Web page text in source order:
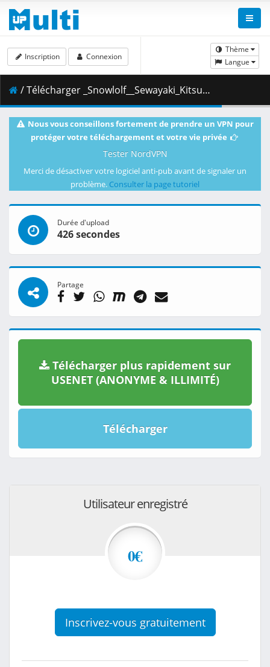
Thème
Langue
Inscription Connexion
/ Télécharger _Snowlolf__Sewayaki_Kitsune_no_Senko-san_-_09_Vostfr__720p_x264_8_bits_AAC_.mp4 ( 130.94 MB )
Nous vous conseillons fortement de prendre un VPN pour
protéger votre téléchargement et votre vie privée
Tester NordVPN
Merci de désactiver votre logiciel anti-pub avant de signaler un
problème. Consulter la page tutoriel
Durée d'upload
426 secondes
Partage
Télécharger plus rapidement sur
USENET (ANONYME & ILLIMITÉ)
Télécharger
Utilisateur enregistré
0€
Inscrivez-vous gratuitement